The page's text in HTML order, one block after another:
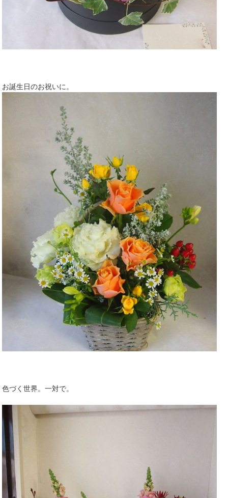
お誕生日のお祝いに。
色づく世界。一対で。